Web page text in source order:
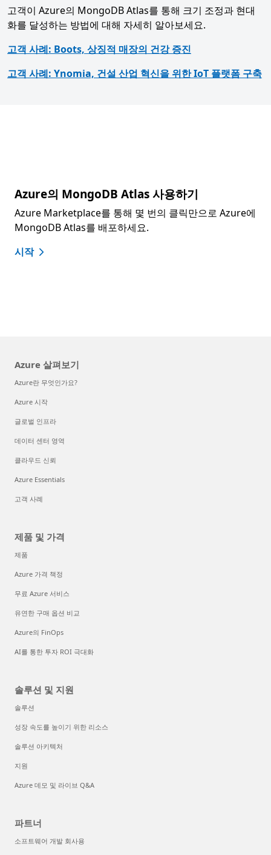
고객이 Azure의 MongoDB Atlas를 통해 크기 조정과 현대
화를 달성하는 방법에 대해 자세히 알아보세요.
고객 사례: Boots, 상징적 매장의 건강 증진
고객 사례: Ynomia, 건설 산업 혁신을 위한 IoT 플랫폼 구축
Azure의 MongoDB Atlas 사용하기
Azure Marketplace를 통해 몇 번의 클릭만으로 Azure에
MongoDB Atlas를 배포하세요.
시작
Azure 살펴보기
Azure란 무엇인가요?
Azure 시작
글로벌 인프라
데이터 센터 영역
클라우드 신뢰
Azure Essentials
고객 사례
제품 및 가격
제품
Azure 가격 책정
무료 Azure 서비스
유연한 구매 옵션 비교
Azure의 FinOps
AI를 통한 투자 ROI 극대화
솔루션 및 지원
솔루션
성장 속도를 높이기 위한 리소스
솔루션 아키텍처
지원
Azure 데모 및 라이브 Q&A
파트너
소프트웨어 개발 회사용